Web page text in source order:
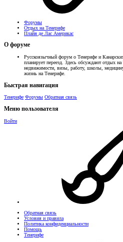
Форумы
Отдых на Тенерифе
Плайя де Лас Америкас
О форуме
Русскоязычный форум о Тенерифе и
планирует переезд. Здесь обсуждают отдых
недвижимости, визы, работу, школы,
жизнь на Тенерифе.
Быстрая навигация
Тенерифе Форумы Обратная связь
Меню пользователя
Войти
Обратная связь
Условия и правила
Политика конфиденциальности
Помощь
Тенерифе